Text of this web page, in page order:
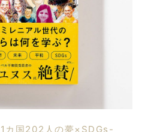
カ国202人の夢×SDGs-